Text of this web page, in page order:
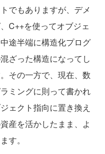
でもありますが、デメ
C++を使ってオブジェ
途半端に構造化プログ
ざった構造になってし
その一方で、現在、数
ミングに則って書かれ
ェクト指向に置き換え
産を活かしたまま、よ
す。